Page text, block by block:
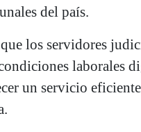
del país.
los servidores
laborales
un servicio